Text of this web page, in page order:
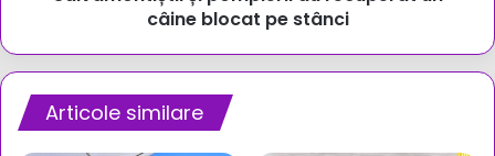
blocat
stânci
câine blocat pe stânci
Articole similare